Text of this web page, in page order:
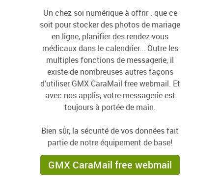
Un chez soi numérique à offrir : que ce
soit pour stocker des photos de mariage
en ligne, planifier des rendez-vous
médicaux dans le calendrier... Outre les
multiples fonctions de messagerie, il
existe de nombreuses autres façons
d'utiliser GMX CaraMail free webmail. Et
avec nos applis, votre messagerie est
toujours à portée de main.
Bien sûr, la sécurité de vos données fait
partie de notre équipement de base!
GMX CaraMail free webmail